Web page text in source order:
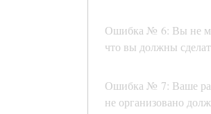
Ошибка № 6: Вы не
что вы должны
Ошибка № 7: Ваше
не организовано